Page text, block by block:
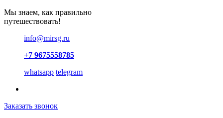
Мы знаем, как правильно
путешествовать!
info@mirsg.ru
+7 9675558785
whatsapp telegram
Заказать звонок